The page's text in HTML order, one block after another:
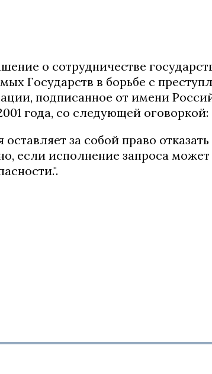
о сотрудничестве
Государств в борьбе с
подписанное от имени
года, со следующей оговоркой:
за собой право
если исполнение запроса